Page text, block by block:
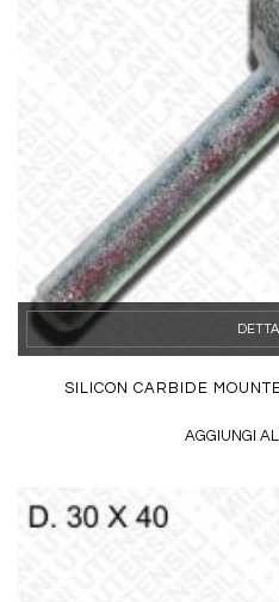
SILICON CARBIDE
AGGIUNGI